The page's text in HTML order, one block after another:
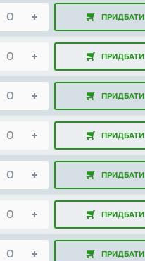
ПРИДБАТИ
ПРИДБАТИ
ПРИДБАТИ
ПРИДБАТИ
ПРИДБАТИ
ПРИДБАТИ
ПРИДБАТИ